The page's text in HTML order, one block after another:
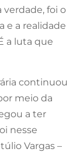
verdade, foi o
e a realidade
a luta que
continuou
meio da
a ter
nesse
Vargas –